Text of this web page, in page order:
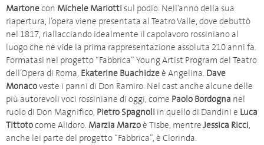
Martonecon Michele Mariotti sul podio. Nell’anno della sua
riapertura, l’opera viene presentata al Teatro Valle, dove debuttò
nel 1817, riallacciando idealmente il capolavoro rossiniano al
luogo che ne vide la prima rappresentazione assoluta 210 anni fa.
Formatasi nel progetto “Fabbrica” Young Artist Program del Teatro
dell’Opera di Roma, Ekaterine Buachidzeè Angelina. Dave
Monacoveste i panni di Don Ramiro. Nel cast anche alcune delle
più autorevoli voci rossiniane di oggi, come Paolo Bordogna nel
ruolo di Don Magnifico, Pietro Spagnoli in quello di Dandini e Luca
Tittotocome Alidoro. Marzia Marzoè Tisbe, mentre Jessica Ricci,
anche lei parte del progetto “Fabbrica”, è Clorinda.